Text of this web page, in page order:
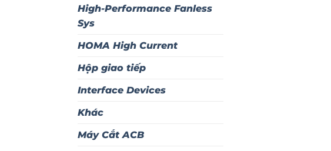
High-Performance Fanless
Sys
HOMA High Current
Hộp giao tiếp
Interface Devices
Khác
Máy Cắt ACB